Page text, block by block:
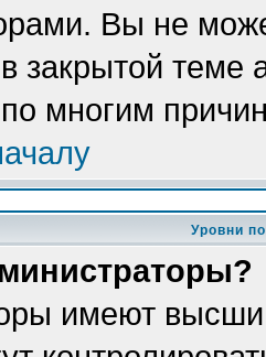
Вы не
закрытой теме
многим
Уровни
имеют